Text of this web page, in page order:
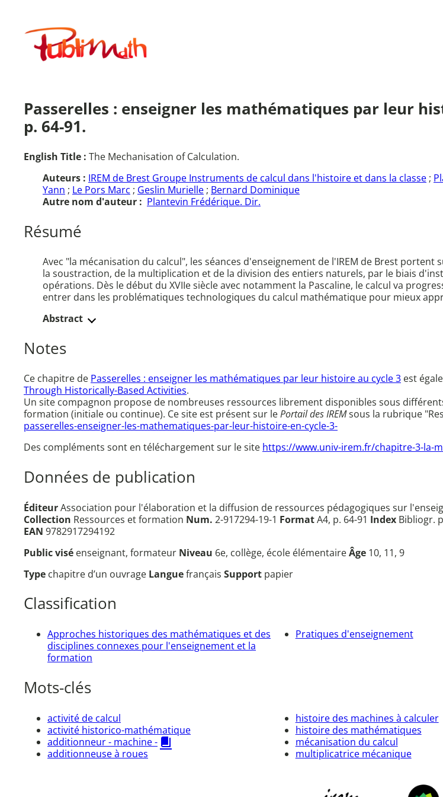
contenuPublimath
Passerelles : enseigner les mathématiques par leur
p. 64-91.
English Title : The Mechanisation of Calculation.
Auteurs : IREM de Brest Groupe Instruments de calcul dans l'histoire et dans la classe ;
Yann ; Le Pors Marc ; Geslin Murielle ; Bernard Dominique
Autre nom d'auteur : Plantevin Frédérique. Dir.
Résumé
Avec "la mécanisation du calcul", les séances d'enseignement de l'IREM de Brest
la soustraction, de la multiplication et de la division des entiers naturels, par le biais
opérations. Dès le début du XVIIe siècle avec notamment la Pascaline, le calcul va
entrer dans les problématiques technologiques du calcul mathématique pour mieux
Abstract
Notes
Ce chapitre de Passerelles : enseigner les mathématiques par leur histoire au cycle 3 est
Through Historically-Based Activities.
Un site compagnon propose de nombreuses ressources librement disponibles sous
formation (initiale ou continue). Ce site est présent sur lePortail des IREMsous la rubrique
passerelles-enseigner-les-mathematiques-par-leur-histoire-en-cycle-3-
Des compléments sont en téléchargement sur le site https://www.univ-irem.fr/chapitre-3-la-
Données de publication
ÉditeurAssociation pour l'élaboration et la diffusion de ressources pédagogiques sur
Collection Ressources et formation Num. 2-917294-19-1 FormatA4, p. 64-91 Index Bibliogr.
EAN 9782917294192
Public visé enseignant, formateur Niveau 6e, collège, école élémentaireÂge 10, 11, 9
Type chapitre d’un ouvrage Languefrançais Support papier
Classification
Approches historiques des mathématiques et des
disciplines connexes pour l'enseignement et la
formation
Pratiques d'enseignement
Mots-clés
activité de calcul
activité historico-mathématique
additionneur - machine -
additionneuse à roues
histoire des machines à calculer
histoire des mathématiques
mécanisation du calcul
multiplicatrice mécanique